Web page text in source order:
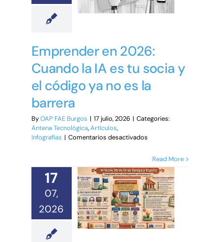
Emprender en 2026:
Cuando la IA es tu socia y
el código ya no es la
barrera
ByOAP FAE Burgos | 17 julio, 2026 | Categories:
Antena Tecnológica,Artículos,
Infografías | Comentarios desactivadosen
en
Cuando
la
IA
es
tu
socia
y
Read More
17
07,
2026